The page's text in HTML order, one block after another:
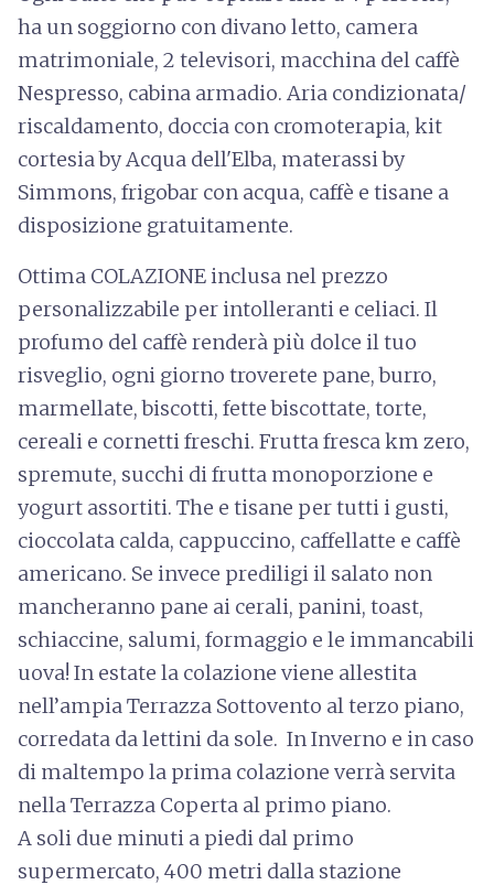
ha un soggiorno con divano letto, camera
matrimoniale, 2 televisori, macchina del caffè
Nespresso, cabina armadio. Aria condizionata/
riscaldamento, doccia con cromoterapia, kit
cortesia by Acqua dell'Elba, materassi by
Simmons, frigobar con acqua, caffè e tisane a
disposizione gratuitamente.
Ottima COLAZIONE inclusa nel prezzo
personalizzabile per intolleranti e celiaci. Il
profumo del caffè renderà più dolce il tuo
risveglio, ogni giorno troverete pane, burro,
marmellate, biscotti, fette biscottate, torte,
cereali e cornetti freschi. Frutta fresca km zero,
spremute, succhi di frutta monoporzione e
yogurt assortiti. The e tisane per tutti i gusti,
cioccolata calda, cappuccino, caffellatte e caffè
americano. Se invece prediligi il salato non
mancheranno pane ai cerali, panini, toast,
schiaccine, salumi, formaggio e le immancabili
uova! In estate la colazione viene allestita
nell’ampia Terrazza Sottovento al terzo piano,
corredata da lettini da sole. In Inverno e in caso
di maltempo la prima colazione verrà servita
nella Terrazza Coperta al primo piano.
A soli due minuti a piedi dal primo
supermercato, 400 metri dalla stazione